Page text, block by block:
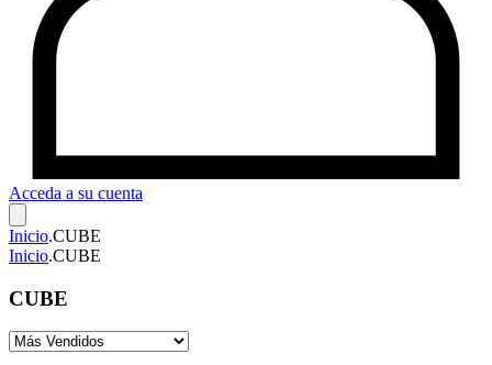
Acceda a su cuenta
Inicio.CUBE
Inicio.CUBE
CUBE